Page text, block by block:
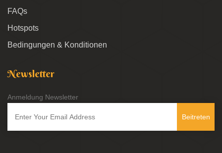
FAQs
Hotspots
Bedingungen & Konditionen
Newsletter
Anmeldung Newsletter
Beitreten